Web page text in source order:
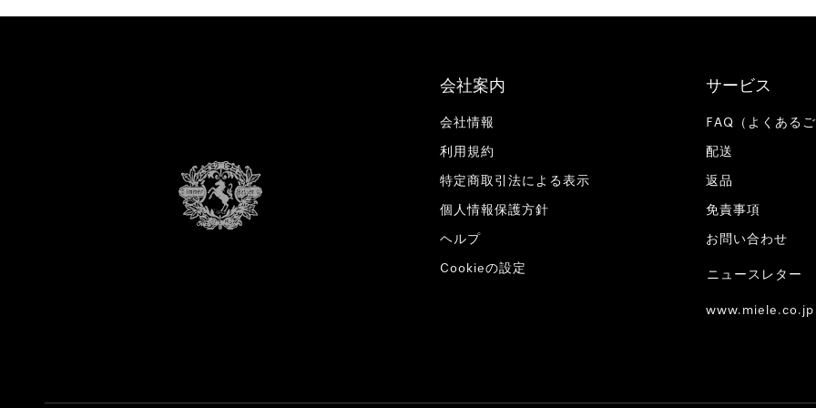
会社案内
会社情報
利用規約
特定商取引法による表示
個人情報保護方針
ヘルプ
Cookieの設定
サービス
FAQ（よくある
配送
返品
免責事項
お問い合わせ
ニュースレター
www.miele.co.jp